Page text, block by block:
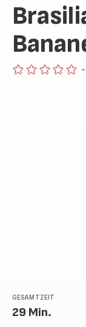
-
GESAMTZEIT
29 Min.